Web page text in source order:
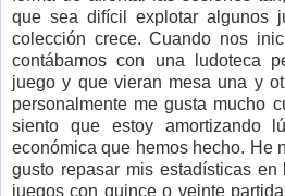
que sea difícil explotar algunos
colección crece. Cuando nos
contábamos con una ludoteca
juego y que vieran mesa una y
personalmente me gusta mucho
siento que estoy amortizando
económica que hemos hecho. He
gusto repasar mis estadísticas
juegos con quince o veinte